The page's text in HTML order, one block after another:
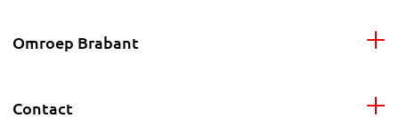
Omroep Brabant
Contact